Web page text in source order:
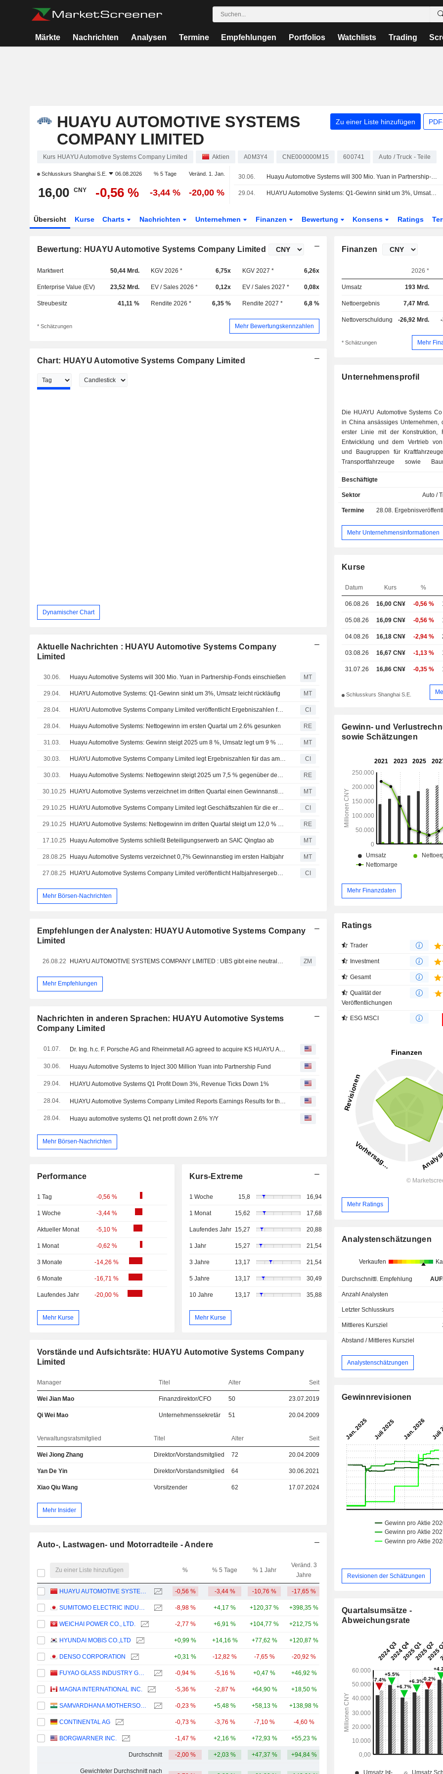
Märkte Nachrichten Analysen Termine Empfehlungen Portfolios Watchlists Trading
HUAYU AUTOMOTIVE SYSTEMS
COMPANY LIMITED
Zu einer Liste hinzufügen
Kurs HUAYU Automotive Systems Company Limited Aktien A0M3Y4 CNE000000M15 600741 Auto / Truck - Teile
Schlusskurs Shanghai S.E. 06.08.2026 % 5 Tage Veränd. 1. Jan.
16,00 CNY -0,56 % -3,44 % -20,00 %
30.06. Huayu Automotive Systems will 300 Mio. Yuan in Partnership-Fonds einschießen
29.04. HUAYU Automotive Systems: Q1-Gewinn sinkt um 3%, Umsatz leicht rückläufig
Übersicht Kurse Charts Nachrichten Unternehmen Finanzen Bewertung Konsens Ratings
Bewertung: HUAYU Automotive Systems Company Limited
Marktwert 50,44 Mrd. KGV 2026 * 6,75x KGV 2027 * 6,26x
Enterprise Value (EV) 23,52 Mrd. EV / Sales 2026 * 0,12x EV / Sales 2027 * 0,08x
Streubesitz 41,11 % Rendite 2026 * 6,35 % Rendite 2027 * 6,8 %
* Schätzungen Mehr Bewertungskennzahlen
Chart: HUAYU Automotive Systems Company Limited
Dynamischer Chart
Aktuelle Nachrichten : HUAYU Automotive Systems Company
Limited
30.06. Huayu Automotive Systems will 300 Mio. Yuan in Partnership-Fonds einschießen MT
29.04. HUAYU Automotive Systems: Q1-Gewinn sinkt um 3%, Umsatz leicht rückläufig MT
28.04. HUAYU Automotive Systems Company Limited veröffentlicht Ergebniszahlen für das erste Quartal zum 31. März 2026 CI
28.04. Huayu Automotive Systems: Nettogewinn im ersten Quartal um 2.6% gesunken RE
31.03. Huayu Automotive Systems: Gewinn steigt 2025 um 8 %, Umsatz legt um 9 % zu; Aktie klettert um 8 % MT
30.03. HUAYU Automotive Systems Company Limited legt Ergebniszahlen für das am 31. Dezember 2025 endende Geschäftsjahr vor CI
30.03. Huayu Automotive Systems: Nettogewinn steigt 2025 um 7,5 % gegenüber dem Vorjahr RE
30.10.25 HUAYU Automotive Systems verzeichnet im dritten Quartal einen Gewinnanstieg von 12 % MT
29.10.25 HUAYU Automotive Systems Company Limited legt Geschäftszahlen für die ersten neun Monate bis zum 30. September 2025 vor CI
29.10.25 HUAYU Automotive Systems: Nettogewinn im dritten Quartal steigt um 12,0 % gegenüber Vorjahr RE
17.10.25 Huayu Automotive Systems schließt Beteiligungserwerb an SAIC Qingtao ab MT
28.08.25 Huayu Automotive Systems verzeichnet 0,7% Gewinnanstieg im ersten Halbjahr MT
27.08.25 HUAYU Automotive Systems Company Limited veröffentlicht Halbjahresergebnisse zum 30. Juni 2025 CI
Mehr Börsen-Nachrichten
Empfehlungen der Analysten: HUAYU Automotive Systems Company
Limited
26.08.22 ZM
Mehr Empfehlungen
Nachrichten in anderen Sprachen: HUAYU Automotive Systems
Company Limited
01.07.
30.06. Huayu Automotive Systems to Inject 300 Million Yuan into Partnership Fund
29.04. HUAYU Automotive Systems Q1 Profit Down 3%, Revenue Ticks Down 1%
28.04.
28.04. Huayu automotive systems Q1 net profit down 2.6% Y/Y
Mehr Börsen-Nachrichten
Performance
1 Tag -0,56 %
1 Woche -3,44 %
Aktueller Monat -5,10 %
1 Monat -0,62 %
3 Monate -14,26 %
6 Monate -16,71 %
Laufendes Jahr -20,00 %
Mehr Kurse
Kurs-Extreme
1 Woche 15,8 16,94
1 Monat 15,62 17,68
Laufendes Jahr 15,27 20,88
1 Jahr 15,27 21,54
3 Jahre 13,17 21,54
5 Jahre 13,17 30,49
10 Jahre 13,17 35,88
Mehr Kurse
Vorstände und Aufsichtsräte: HUAYU Automotive Systems Company
Limited
Manager Titel Alter Seit
Wei Jian Mao Finanzdirektor/CFO 50 23.07.2019
Qi Wei Mao Unternehmenssekretär 51 20.04.2009
Verwaltungsratsmitglied Titel Alter Seit
Wei Jiong Zhang Direktor/Vorstandsmitglied 72 20.04.2009
Yan De Yin Direktor/Vorstandsmitglied 64 30.06.2021
Xiao Qiu Wang Vorsitzender 62 17.07.2024
Mehr Insider
Auto-, Lastwagen- und Motorradteile - Andere
Zu einer Liste hinzufügen % % 5 Tage % 1 Jahr
Veränd. 3
Jahre
Kap.($)
HUAYU AUTOMOTIVE SYSTEMS COMPANY LIMITED -0,56 % -3,44 % -10,76 % -17,65 %
SUMITOMO ELECTRIC INDUSTRIES, LTD. -8,98 % +4,17 % +120,37 % +398,35 % 46,95 Mrd.
WEICHAI POWER CO., LTD. -2,77 % +6,91 % +104,77 % +212,75 % 38,73 Mrd.
HYUNDAI MOBIS CO.,LTD +0,99 % +14,16 % +77,62 % +120,87 %
DENSO CORPORATION +0,31 % -12,82 % -7,65 % -20,92 %
FUYAO GLASS INDUSTRY GROUP CO., LTD. -0,94 % -5,16 % +0,47 % +46,92 % 21,26 Mrd.
MAGNA INTERNATIONAL INC. -5,36 % -2,87 % +64,90 % +18,50 %
SAMVARDHANA MOTHERSON INTERNATIONAL LIMITED -0,23 % +5,48 % +58,13 % +138,98 % 17,09 Mrd.
CONTINENTAL AG -0,73 % -3,76 % -7,10 % -4,60 % 15,84 Mrd.
BORGWARNER INC. -1,47 % +2,16 % +72,93 % +55,23 % 13,7 Mrd.
Durchschnitt -2,00 % +2,03 % +47,37 % +94,84 % 24,22 Mrd.
Gewichteter Durchschnitt nach
Finanzen
2026 *
Umsatz 193 Mrd.
Nettoergebnis 7,47 Mrd.
Nettoverschuldung -26,92 Mrd.
* Schätzungen Mehr
Unternehmensprofil
Die HUAYU Automotive Systems
in China ansässiges Unternehmen,
erster Linie mit der Konstruktion,
Entwicklung und dem Vertrieb
und Baugruppen für
Transportfahrzeuge sowie
zählen Innen- und
Kraftfahrzeuge, Metallumformteile
elektrische Bauteile,
Energietechnologien. Das
sowohl auf dem heimischen Markt
Beschäftigte
Sektor Auto /
Termine 28.08.
Mehr Unternehmensinformationen
Kurse
Datum Kurs %
06.08.26 16,00CN¥ -0,56 %
05.08.26 16,09 CN¥ -0,56 %
04.08.26 16,18 CN¥ -2,94 %
03.08.26 16,67 CN¥ -1,13 %
31.07.26 16,86 CN¥ -0,35 %
Schlusskurs Shanghai S.E.
Gewinn- und
sowie Schätzungen
Mehr Finanzdaten
Ratings
Trader
Investment
Gesamt
Qualität der
Veröffentlichungen
ESG MSCI
Mehr Ratings
Analystenschätzungen
Verkaufen
Durchschnittl. Empfehlung
Anzahl Analysten
Letzter Schlusskurs
Mittleres Kursziel
Abstand / Mittleres Kursziel
Analystenschätzungen
Gewinnrevisionen
Revisionen der Schätzungen
Quartalsumsätze -
Abweichungsrate